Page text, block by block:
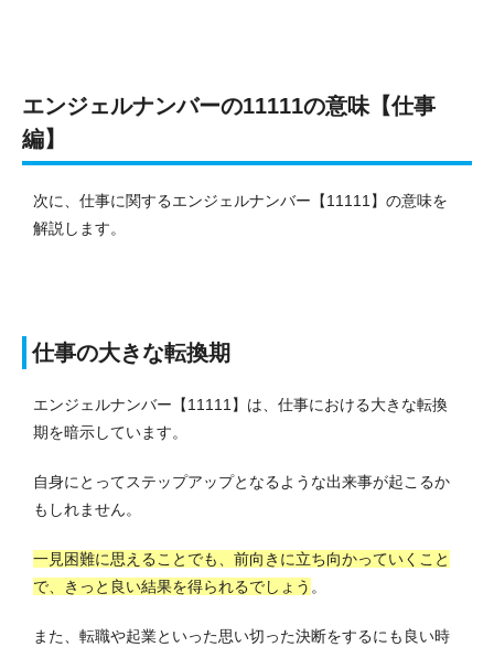
エンジェルナンバーの11111の意味【仕事
編】
次に、仕事に関するエンジェルナンバー【11111】の意味を
解説します。
仕事の大きな転換期
エンジェルナンバー【11111】は、仕事における大きな転換
期を暗示しています。
自身にとってステップアップとなるような出来事が起こるか
もしれません。
一見困難に思えることでも、前向きに立ち向かっていくこと
で、きっと良い結果を得られるでしょう 。
また、転職や起業といった思い切った決断をするにも良い時